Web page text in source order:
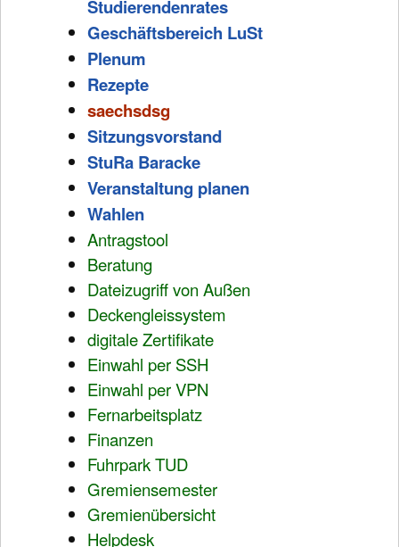
Studierendenrates
Geschäftsbereich LuSt
Plenum
Rezepte
saechsdsg
Sitzungsvorstand
StuRa Baracke
Veranstaltung planen
Wahlen
Antragstool
Beratung
Dateizugriff von Außen
Deckengleissystem
digitale Zertifikate
Einwahl per SSH
Einwahl per VPN
Fernarbeitsplatz
Finanzen
Fuhrpark TUD
Gremiensemester
Gremienübersicht
Helpdesk